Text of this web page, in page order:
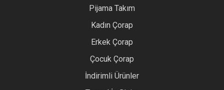
Pijama Takım
Kadın Çorap
Erkek Çorap
Çocuk Çorap
İndirimli Ürünler